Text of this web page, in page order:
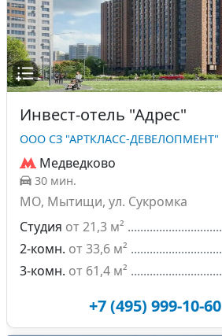
Инвест-отель "Адрес"
ООО СЗ "АРТКЛАСС-ДЕВЕЛОПМЕНТ"
Медведково
30 мин.
МО, Мытищи, ул. Сукромка
Студия от 21,3 м²
2-комн. от 33,6 м²
3-комн. от 61,4 м²
+7 (495) 999-10-60